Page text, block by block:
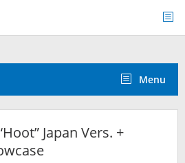
Menu
Japan Vers. +